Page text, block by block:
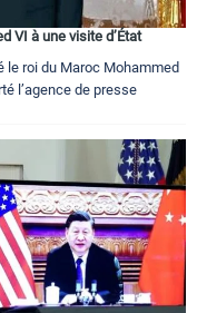
VI à une visite d’État
le roi du Maroc Mohammed
l’agence de presse